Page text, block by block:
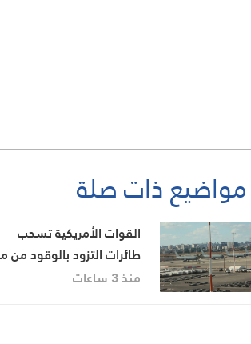
مواضيع ذات صلة
القوات الأمريكية تسحب
طائرات التزود بالوقود من
بن غوريون
منذ 3 ساعات